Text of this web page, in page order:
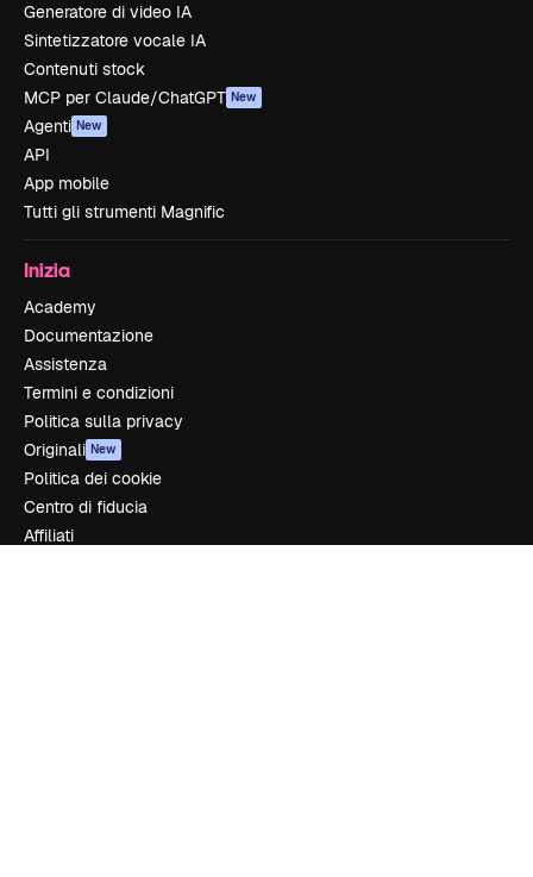
Generatore di video IA
Sintetizzatore vocale IA
Contenuti stock
MCP per Claude/ChatGPT New
Agenti New
API
App mobile
Tutti gli strumenti Magnific
Inizia
Academy
Documentazione
Assistenza
Termini e condizioni
Politica sulla privacy
Originali New
Politica dei cookie
Centro di fiducia
Affiliati